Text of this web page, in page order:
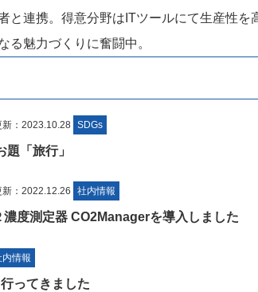
と連携。得意分野はITツールにて生産性を
る魅力づくりに奮闘中。
新：2023.10.28 SDGs
「旅行」
新：2022.12.26 社内情報
濃度測定器 CO2Managerを導入しました
内情報
ってきました